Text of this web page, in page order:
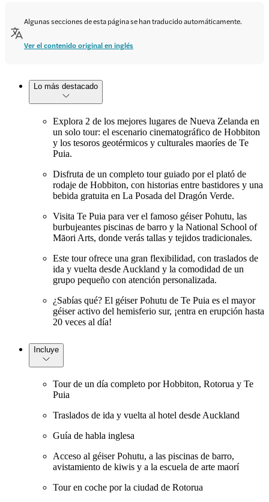
Algunas secciones de esta página se han traducido automáticamente.
Ver el contenido original en inglés
Lo más destacado
Explora 2 de los mejores lugares de Nueva Zelanda en
un solo tour: el escenario cinematográfico de Hobbiton
y los tesoros geotérmicos y culturales maoríes de Te
Puia.
Disfruta de un completo tour guiado por el plató de
rodaje de Hobbiton, con historias entre bastidores y una
bebida gratuita en La Posada del Dragón Verde.
Visita Te Puia para ver el famoso géiser Pohutu, las
burbujeantes piscinas de barro y la National School of
Māori Arts, donde verás tallas y tejidos tradicionales.
Este tour ofrece una gran flexibilidad, con traslados de
ida y vuelta desde Auckland y la comodidad de un
grupo pequeño con atención personalizada.
¿Sabías qué? El géiser Pohutu de Te Puia es el mayor
géiser activo del hemisferio sur, ¡entra en erupción hasta
20 veces al día!
Incluye
Tour de un día completo por Hobbiton, Rotorua y Te
Puia
Traslados de ida y vuelta al hotel desde Auckland
Guía de habla inglesa
Acceso al géiser Pohutu, a las piscinas de barro,
avistamiento de kiwis y a la escuela de arte maorí
Tour en coche por la ciudad de Rotorua